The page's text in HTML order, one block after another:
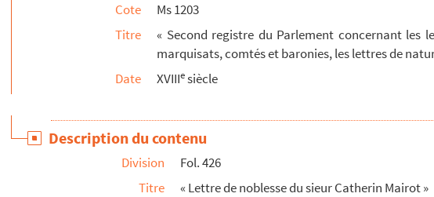
»
du sieur Joseph Villoz »
sieur François Baret »
de retrait féodal en faveur de Dieudonné Crapelet »
Maximilien Emanuel de Vérita et à Marie Théodore de Vérit...
de Thomas Lecomte »
fief »
du sieur Pertuisot, avocat en Parlement »
Cote
Ms 1203
Titre
« Second registre du Parlement concernant les
marquisats, comtés et baronies, les lettres de
Date
XVIIIesiècle
Description du contenu
Division
Fol. 426
Titre
« Lettre de noblesse du sieur Catherin Mairot »